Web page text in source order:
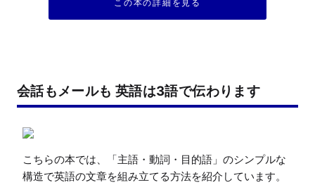
この本の詳細を見る
会話もメールも 英語は3語で伝わります
こちらの本では、「主語・動詞・目的語」のシンプルな
構造で英語の文章を組み立てる方法を紹介しています。